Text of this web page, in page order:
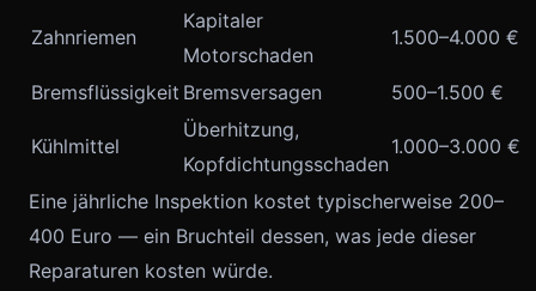
Zahnriemen
Kapitaler
Motorschaden
1.500–4.000 €
Bremsflüssigkeit Bremsversagen 500–1.500 €
Kühlmittel
Überhitzung,
Kopfdichtungsschaden
1.000–3.000 €
Eine jährliche Inspektion kostet typischerweise 200–
400 Euro — ein Bruchteil dessen, was jede dieser
Reparaturen kosten würde.